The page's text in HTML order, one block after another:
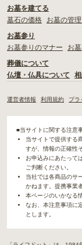
お墓を建てる
墓石の価格
お墓の管
お墓参り
お墓参りのマナー
お
葬儀について
仏壇・仏具について
運営者情報 利用規約 プラ
■当サイトに関する注意
当サイトで提供する
すが、情報の正確性
お申込みにあたって
ご判断ください。
当社では各商品のサ
かねます。提携事業
本ページのいかなる
なお、本注意事項に
とします。